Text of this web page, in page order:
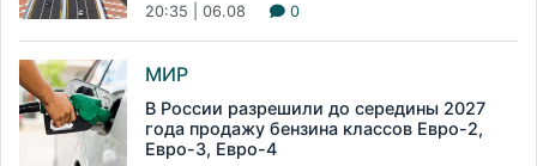
20:35 | 06.08 0
МИР
В России разрешили до середины 2027
года продажу бензина классов Евро-2,
Евро-3, Евро-4